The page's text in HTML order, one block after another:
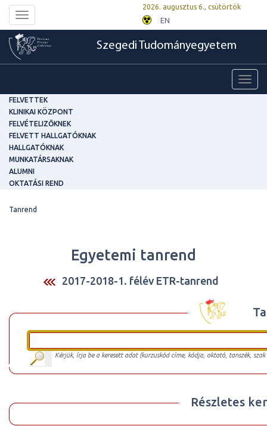
Toggle
navigation
2026. augusztus 6., csütörtök
EN
Szegedi Tudományegyetem
FELVETTEK
KLINIKAI KÖZPONT
FELVÉTELIZŐKNEK
FELVETT HALLGATÓKNAK
HALLGATÓKNAK
MUNKATÁRSAKNAK
ALUMNI
OKTATÁSI REND
Tanrend
Egyetemi tanrend
2017-2018-1. félév ETR-tanrend
Kérjük, írja be a keresett adat (kurzuskód címe, kódja, oktató, tanszék,
Részletes